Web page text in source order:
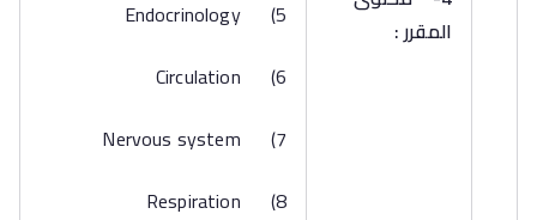
المقرر :
5) Endocrinology
6) Circulation
7) Nervous system
8) Respiration